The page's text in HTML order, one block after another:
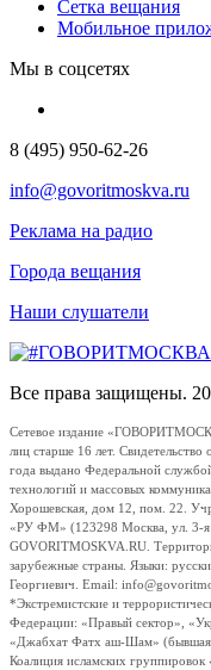
Сетка вещания
Мобильное
Мы в соцсетях
8 (495) 950-62-26
info@govoritmoskva.ru
Реклама на радио
Города вещания
Наши слушатели
Все права защищены.
Сетевое издание
лиц старше 16 лет.
года выдано Федеральной
технологий и массовых
Хорошевская, дом 12, пом. 22.
«РУ ФМ» (123298 Москва, ул. 3-я
GOVORITMOSKVA.RU.
зарубежные страны. Языки:
Георгиевич. Email:
*Экстремистские и
Федерации: «Правый сектор»,
«Джабхат Фатх аш-Шам» (бывшая
Коалиция исламских